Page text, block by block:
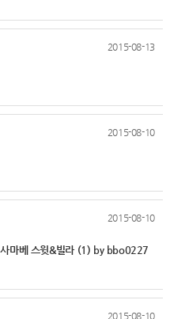
2015-08-13
2015-08-10
2015-08-10
마베 스윗&빌라 (1) by bbo0227
2015-08-10